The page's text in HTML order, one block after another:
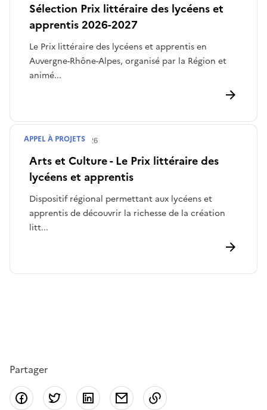
Sélection Prix littéraire des lycéens et
apprentis 2026-2027
Le Prix littéraire des lycéens et apprentis en
Auvergne-Rhône-Alpes, organisé par la Région et
animé...
Arts et Culture - Le Prix littéraire des
lycéens et apprentis
Dispositif régional permettant aux lycéens et
apprentis de découvrir la richesse de la création
litt...
Publié le06/02/2026
APPEL À PROJETS
Partager
Partager sur Facebook
Partager sur Twitter
Partager sur LinkedIn
Partager par email